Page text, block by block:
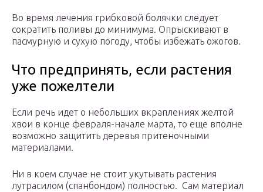
Во время лечения грибковой болячки следует
сократить поливы до минимума. Опрыскивают в
пасмурную и сухую погоду, чтобы избежать ожогов.
Что предпринять, если растения
уже пожелтели
Если речь идет о небольших вкраплениях желтой
хвои в конце февраля-начале марта, то еще вполне
возможно защитить деревья притеночными
материалами.
Ни в коем случае не стоит укутывать растения
лутрасилом (спанбондом) полностью. Сам материал